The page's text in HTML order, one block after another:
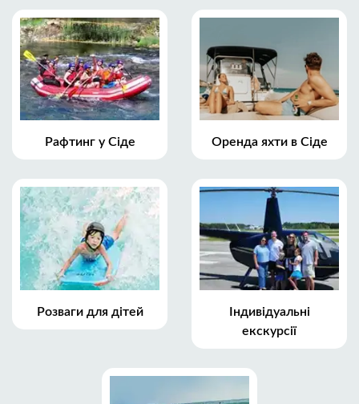
Рафтинг у Сіде Оренда яхти в Сіде
Розваги для дітей
Індивідуальні
екскурсії